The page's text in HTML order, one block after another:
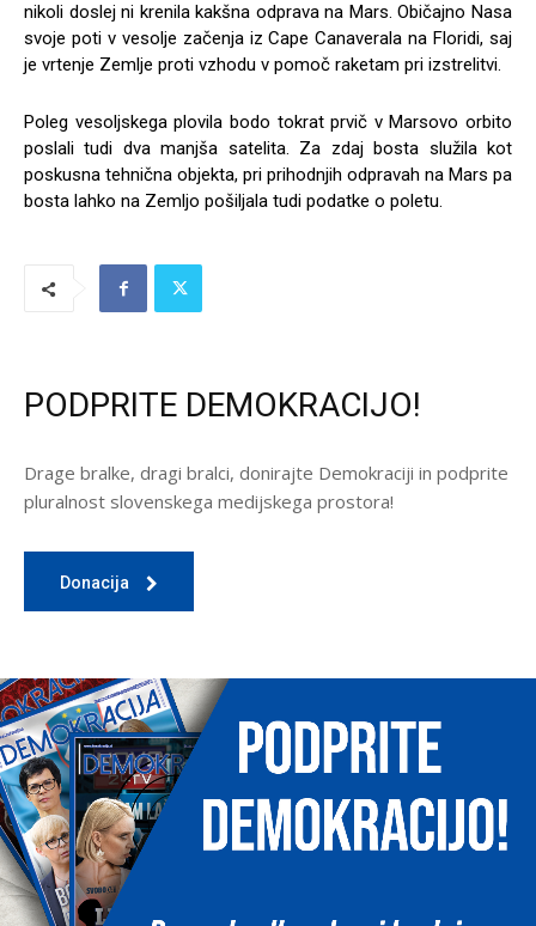
nikoli doslej ni krenila kakšna odprava na Mars. Običajno Nasa
svoje poti v vesolje začenja iz Cape Canaverala na Floridi, saj
je vrtenje Zemlje proti vzhodu v pomoč raketam pri izstrelitvi.
Poleg vesoljskega plovila bodo tokrat prvič v Marsovo orbito
poslali tudi dva manjša satelita. Za zdaj bosta služila kot
poskusna tehnična objekta, pri prihodnjih odpravah na Mars pa
bosta lahko na Zemljo pošiljala tudi podatke o poletu.
PODPRITE DEMOKRACIJO!
Drage bralke, dragi bralci, donirajte Demokraciji in podprite
pluralnost slovenskega medijskega prostora!
Donacija